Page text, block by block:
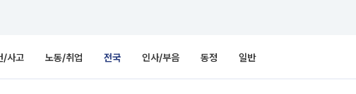
/사고 노동/취업 전국 인사/부음 동정 일반